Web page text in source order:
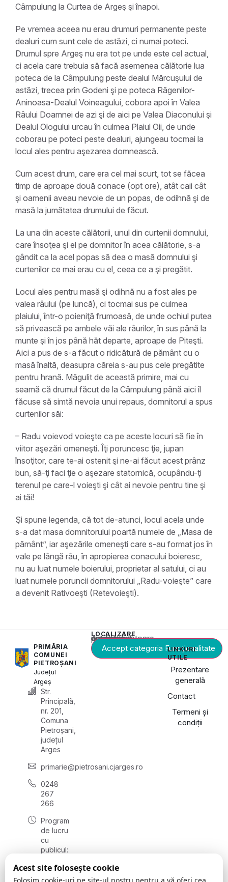
Câmpulung la Curtea de Argeş şi înapoi.
Pe vremea aceea nu erau drumuri permanente peste
dealuri cum sunt cele de astăzi, ci numai poteci.
Drumul spre Argeş nu era tot pe unde este cel actual,
ci acela care trebuia să facă asemenea călătorie lua
poteca de la Câmpulung peste dealul Mărcuşului de
astăzi, trecea prin Godeni şi pe poteca Răgenilor-
Aninoasa-Dealul Voineagului, cobora apoi în Valea
Râului Doamnei de azi şi de aici pe Valea Diaconului şi
Dealul Ologului urcau în culmea Plaiul Oii, de unde
coborau pe poteci peste dealuri, ajungeau tocmai la
locul ales pentru aşezarea domnească.
Cum acest drum, care era cel mai scurt, tot se făcea
timp de aproape două conace (opt ore), atât caii cât
şi oamenii aveau nevoie de un popas, de odihnă şi de
masă la jumătatea drumului de făcut.
La una din aceste călătorii, unul din curtenii domnului,
care însoţea şi el pe domnitor în acea călătorie, s-a
gândit ca la acel popas să dea o masă domnului şi
curtenilor ce mai erau cu el, ceea ce a şi pregătit.
Locul ales pentru masă şi odihnă nu a fost ales pe
valea râului (pe luncă), ci tocmai sus pe culmea
plaiului, într-o poieniţă frumoasă, de unde ochiul putea
să privească pe ambele văi ale râurilor, în sus până la
munte şi în jos până hăt departe, aproape de Piteşti.
Aici a pus de s-a făcut o ridicătură de pământ cu o
masă înaltă, deasupra căreia s-au pus cele pregătite
pentru hrană. Măgulit de această primire, mai cu
seamă că drumul făcut de la Câmpulung până aici îl
făcuse să simtă nevoia unui repaus, domnitorul a spus
curtenilor săi:
– Radu voievod voieşte ca pe aceste locuri să fie în
viitor aşezări omeneşti. Îţi poruncesc ţie, jupan
însoţitor, care te-ai ostenit şi ne-ai făcut acest prânz
bun, să-ţi faci ţie o aşezare statornică, ocupându-ţi
terenul pe care-l voieşti şi cât ai nevoie pentru tine şi
ai tăi!
Şi spune legenda, că tot de-atunci, locul acela unde
s-a dat masa domnitorului poartă numele de „Masa de
pământ”, iar aşezările omeneşti care s-au format jos în
vale pe lângă râu, în apropierea conacului boieresc,
nu au luat numele boierului, proprietar al satului, ci au
luat numele poruncii domnitorului „Radu-voieşte” care
a devenit Rativoeşti (Retevoieşti).
PRIMĂRIA
COMUNEI
PIETROȘANI
Județul
Argeș
Str.
Principală,
nr. 201,
Comuna
Pietroșani,
județul
Arges
primarie@pietrosani.cjarges.ro
0248
267
266
Program
de lucru
cu
publicul:
vineri:
08.30 –
LOCALIZARE
Acest conținut este blocat până când acceptați categoria corespunzătoare de cookie-uri.
Accept categoria Funcționalitate
LINKURI
UTILE
Prezentare
generală
Contact
Termeni și
condiții
Acest site folosește cookie